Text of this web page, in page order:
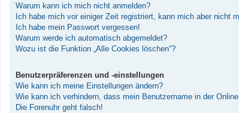
Warum kann ich mich nicht anmelden?
Ich habe mich vor einiger Zeit registriert, kann mich aber nicht
Ich habe mein Passwort vergessen!
Warum werde ich automatisch abgemeldet?
Wozu ist die Funktion „Alle Cookies löschen“?
Benutzerpräferenzen und -einstellungen
Wie kann ich meine Einstellungen ändern?
Wie kann ich verhindern, dass mein Benutzername in der
Die Forenuhr geht falsch!